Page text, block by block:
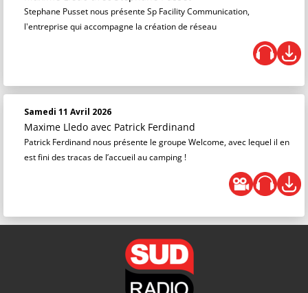
Stephane Pusset nous présente Sp Facility Communication,
l'entreprise qui accompagne la création de réseau
Samedi 11 Avril 2026
Maxime Lledo avec Patrick Ferdinand
Patrick Ferdinand nous présente le groupe Welcome, avec lequel il en
est fini des tracas de l’accueil au camping !